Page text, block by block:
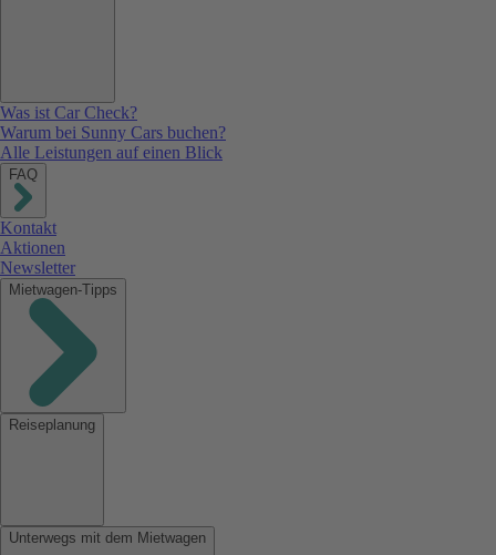
Was ist Car Check?
Warum bei Sunny Cars buchen?
Alle Leistungen auf einen Blick
FAQ
Kontakt
Aktionen
Newsletter
Mietwagen-Tipps
Reiseplanung
Unterwegs mit dem Mietwagen